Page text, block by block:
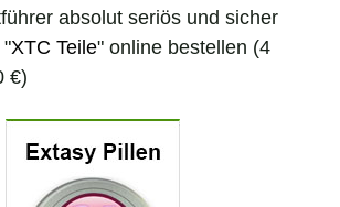
absolut seriös und sicher
"XTC Teile" online bestellen (4
€)